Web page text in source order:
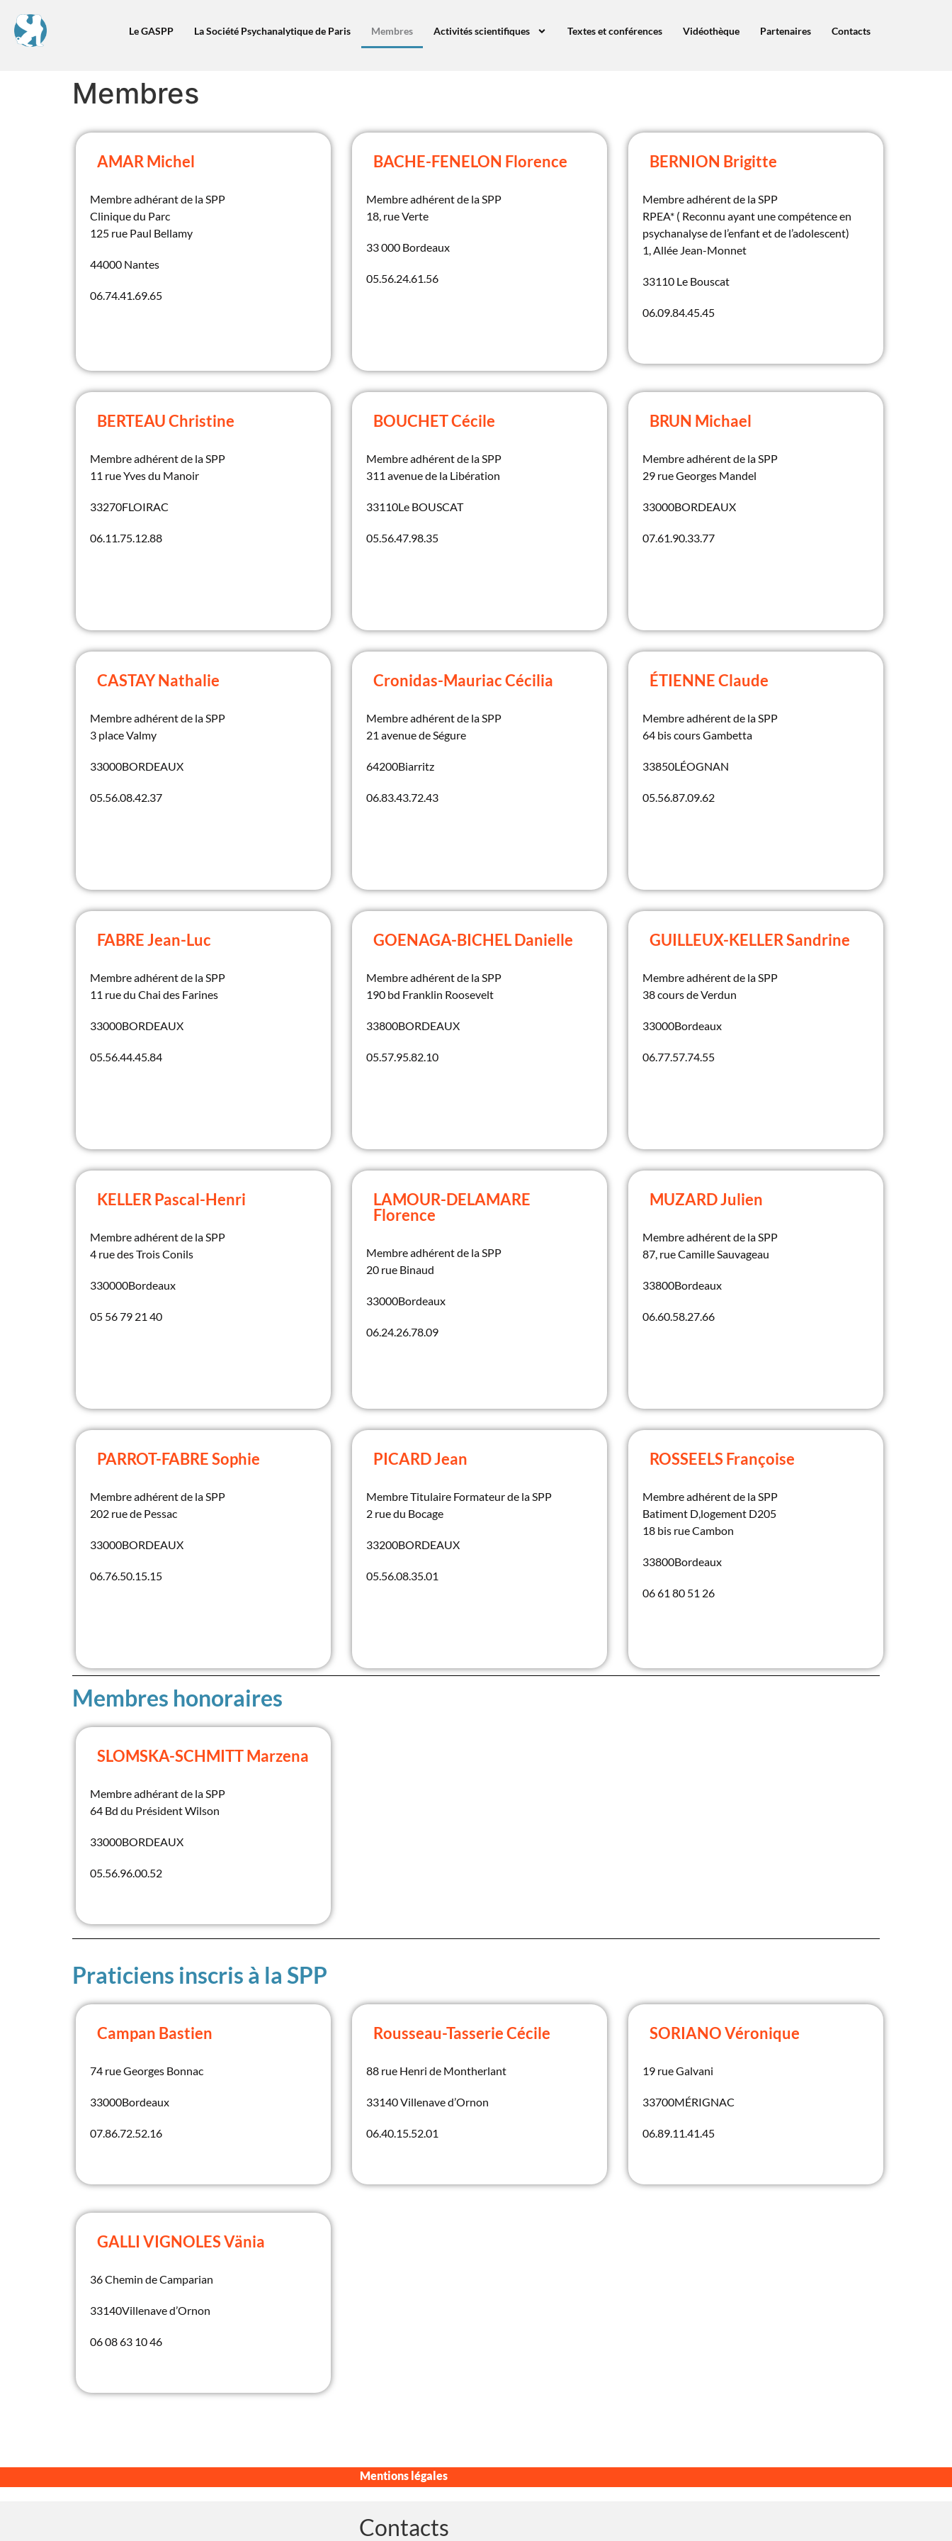
principal
Le GASPP La Société Psychanalytique de Paris Membres Activités scientifiques Textes et conférences Vidéothèque Partenaires Contacts
Membres
AMAR Michel
Membre adhérant de la SPP
Clinique du Parc
125 rue Paul Bellamy
44000 Nantes
06.74.41.69.65
BACHE-FENELON Florence
Membre adhérent de la SPP
18, rue Verte
33 000 Bordeaux
05.56.24.61.56
BERNION Brigitte
Membre adhérent de la SPP
RPEA* ( Reconnu ayant une compétence en
psychanalyse de l’enfant et de l’adolescent)
1, Allée Jean-Monnet
33110 Le Bouscat
06.09.84.45.45
BERTEAU Christine
Membre adhérent de la SPP
11 rue Yves du Manoir
33270FLOIRAC
06.11.75.12.88
BOUCHET Cécile
Membre adhérent de la SPP
311 avenue de la Libération
33110Le BOUSCAT
05.56.47.98.35
BRUN Michael
Membre adhérent de la SPP
29 rue Georges Mandel
33000BORDEAUX
07.61.90.33.77
CASTAY Nathalie
Membre adhérent de la SPP
3 place Valmy
33000BORDEAUX
05.56.08.42.37
Cronidas-Mauriac Cécilia
Membre adhérent de la SPP
21 avenue de Ségure
64200Biarritz
06.83.43.72.43
ÉTIENNE Claude
Membre adhérent de la SPP
64 bis cours Gambetta
33850LÉOGNAN
05.56.87.09.62
FABRE Jean-Luc
Membre adhérent de la SPP
11 rue du Chai des Farines
33000BORDEAUX
05.56.44.45.84
GOENAGA-BICHEL Danielle
Membre adhérent de la SPP
190 bd Franklin Roosevelt
33800BORDEAUX
05.57.95.82.10
GUILLEUX-KELLER Sandrine
Membre adhérent de la SPP
38 cours de Verdun
33000Bordeaux
06.77.57.74.55
KELLER Pascal-Henri
Membre adhérent de la SPP
4 rue des Trois Conils
330000Bordeaux
05 56 79 21 40
LAMOUR-DELAMARE
Florence
Membre adhérent de la SPP
20 rue Binaud
33000Bordeaux
06.24.26.78.09
MUZARD Julien
Membre adhérent de la SPP
87, rue Camille Sauvageau
33800Bordeaux
06.60.58.27.66
PARROT-FABRE Sophie
Membre adhérent de la SPP
202 rue de Pessac
33000BORDEAUX
06.76.50.15.15
PICARD Jean
Membre Titulaire Formateur de la SPP
2 rue du Bocage
33200BORDEAUX
05.56.08.35.01
ROSSEELS Françoise
Membre adhérent de la SPP
Batiment D,logement D205
18 bis rue Cambon
33800Bordeaux
06 61 80 51 26
Membres honoraires
SLOMSKA-SCHMITT Marzena
Membre adhérant de la SPP
64 Bd du Président Wilson
33000BORDEAUX
05.56.96.00.52
Praticiens inscris à la SPP
Campan Bastien
74 rue Georges Bonnac
33000Bordeaux
07.86.72.52.16
Rousseau-Tasserie Cécile
88 rue Henri de Montherlant
33140 Villenave d’Ornon
06.40.15.52.01
SORIANO Véronique
19 rue Galvani
33700MÉRIGNAC
06.89.11.41.45
GALLI VIGNOLES Vänia
36 Chemin de Camparian
33140Villenave d’Ornon
06 08 63 10 46
Mentions légales
Contacts